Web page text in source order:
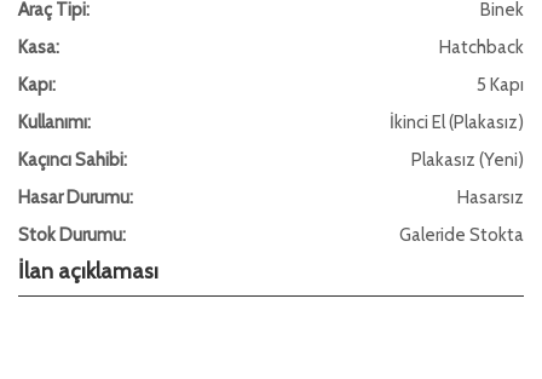
Araç Tipi:
Binek
Kasa:
Hatchback
Kapı:
5 Kapı
Kullanımı:
İkinci El (Plakasız)
Kaçıncı Sahibi:
Plakasız (Yeni)
Hasar Durumu:
Hasarsız
Stok Durumu:
Galeride Stokta
İlan açıklaması